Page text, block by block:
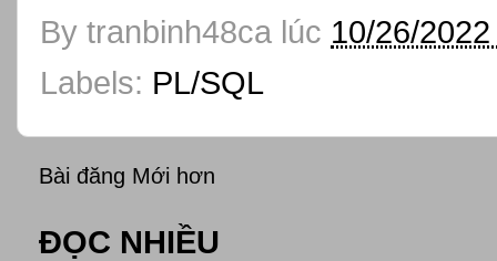
By tranbinh48ca lúc 10/26/
Labels: PL/SQL
Bài đăng Mới hơn
ĐỌC NHIỀU